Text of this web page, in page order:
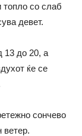
топло со слаб
девет.
13 до 20, а
ќе се
сончево
ветер.